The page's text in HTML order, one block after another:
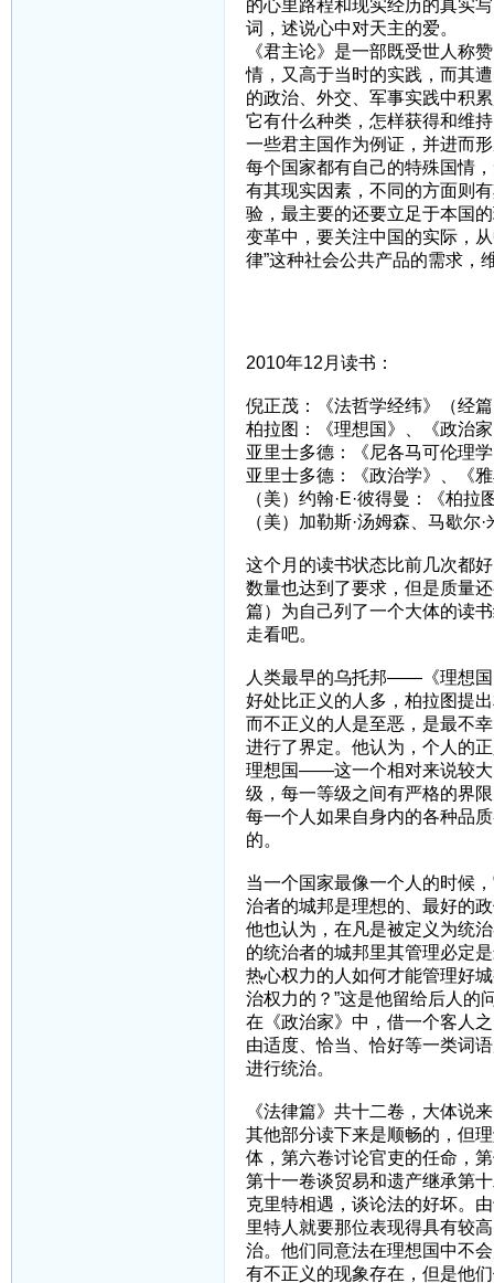
的心里路程和现实经历的真实
词，述说心中对天主的爱。
《君主论》是一部既受世人称
情，又高于当时的实践，而其
的政治、外交、军事实践中积
它有什么种类，怎样获得和维
一些君主国作为例证，并进而
每个国家都有自己的特殊国情
有其现实因素，不同的方面则
验，最主要的还要立足于本国
变革中，要关注中国的实际，
律”这种社会公共产品的需求，
2010年12月读书：
倪正茂：《法哲学经纬》（经
柏拉图：《理想国》、《政治
亚里士多德：《尼各马可伦理
亚里士多德：《政治学》、《
（美）约翰·E·彼得曼：《柏拉
（美）加勒斯·汤姆森、马歇尔
这个月的读书状态比前几次都
数量也达到了要求，但是质量
篇）为自己列了一个大体的读
走看吧。
人类最早的乌托邦——《理想国
好处比正义的人多，柏拉图提
而不正义的人是至恶，是最不
进行了界定。他认为，个人的
理想国——这一个相对来说较大
级，每一等级之间有严格的界
每一个人如果自身内的各种品
的。
当一个国家最像一个人的时候
治者的城邦是理想的、最好的
他也认为，在凡是被定义为统
的统治者的城邦里其管理必定
热心权力的人如何才能管理好
治权力的？”这是他留给后人的
在《政治家》中，借一个客人
由适度、恰当、恰好等一类词
进行统治。
《法律篇》共十二卷，大体说
其他部分读下来是顺畅的，但
体，第六卷讨论官吏的任命，
第十一卷谈贸易和遗产继承第
克里特相遇，谈论法的好坏。
里特人就要那位表现得具有较
治。他们同意法在理想国中不
有不正义的现象存在，但是他